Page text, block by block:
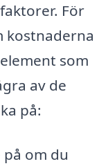
För
kostnaderna
som
av de
på:
om du